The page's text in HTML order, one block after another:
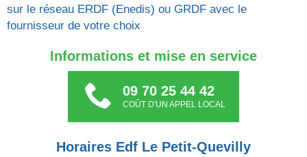
sur le réseau ERDF (Enedis) ou GRDF avec le
fournisseur de votre choix
Informations et mise en service
09 70 25 44 42
COÛT D'UN APPEL LOCAL
Horaires Edf Le Petit-Quevilly